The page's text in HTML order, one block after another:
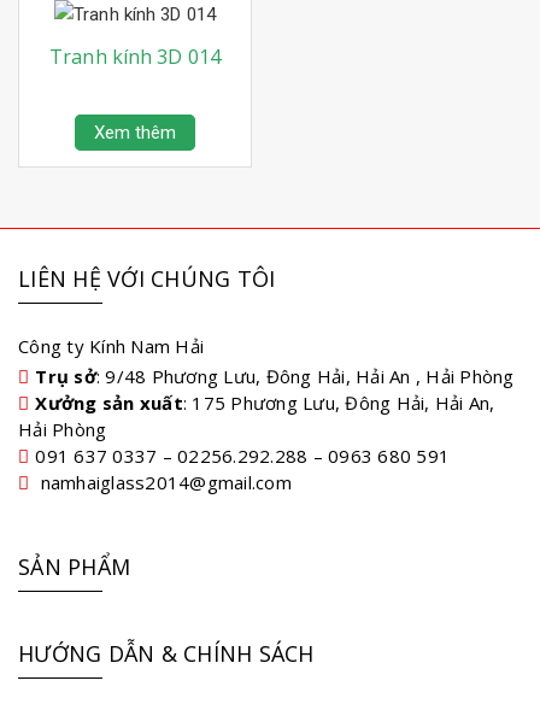
Tranh kính 3D 014
Xem thêm
LIÊN HỆ VỚI CHÚNG TÔI
Công ty Kính Nam Hải
Trụ sở: 9/48 Phương Lưu, Đông Hải, Hải An , Hải Phòng
Xưởng sản xuất: 175 Phương Lưu, Đông Hải, Hải An,
Hải Phòng
091 637 0337 – 02256.292.288 – 0963 680 591
namhaiglass2014@gmail.com
SẢN PHẨM
HƯỚNG DẪN & CHÍNH SÁCH